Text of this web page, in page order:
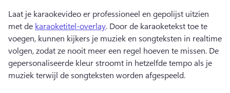
Laat je karaokevideo er professioneel en gepolijst uitzien
met de karaoketitel-overlay. Door de karaoketekst toe te
voegen, kunnen kijkers je muziek en songteksten in realtime
volgen, zodat ze nooit meer een regel hoeven te missen. De
gepersonaliseerde kleur stroomt in hetzelfde tempo als je
muziek terwijl de songteksten worden afgespeeld.